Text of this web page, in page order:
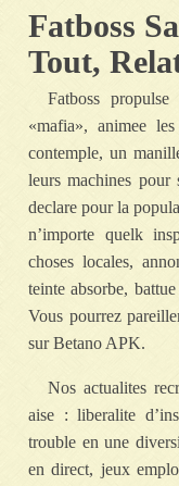
Fatboss
Tout,
Fatboss
«mafia», animee
contemple, un
leurs machines pour
declare pour la
n’importe quelk
choses locales,
teinte absorbe,
Vous pourrez
sur Betano APK.
Nos actualites
aise : liberalite
trouble en une
en direct, jeux